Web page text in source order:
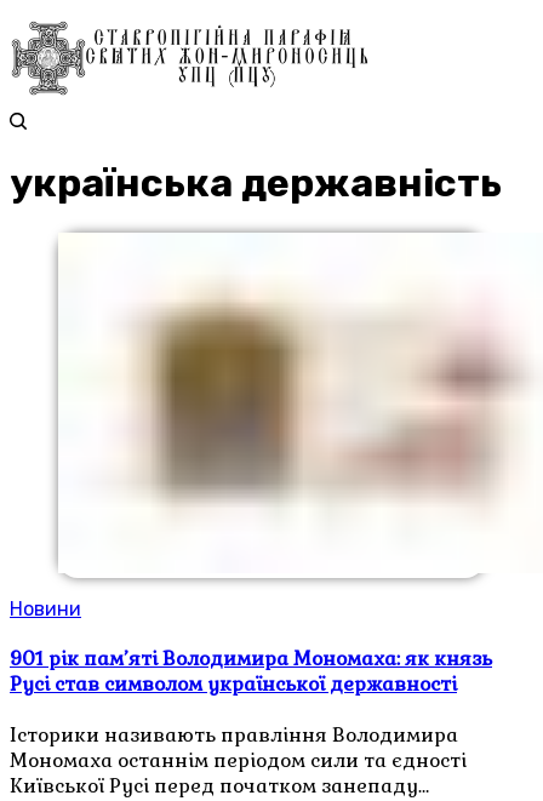
українська державність
Новини
901 рік пам’яті Володимира Мономаха: як князь
Русі став символом української державності
Історики називають правління Володимира
Мономаха останнім періодом сили та єдності
Київської Русі перед початком занепаду…